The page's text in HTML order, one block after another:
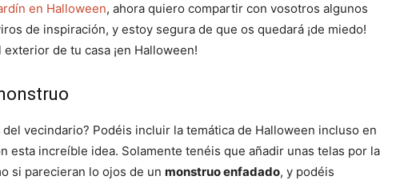
en Halloween, ahora quiero compartir con vosotros algunos
de inspiración, y estoy segura de que os quedará ¡de miedo!
de tu casa ¡en Halloween!
del vecindario? Podéis incluir la temática de Halloween incluso en
esta increíble idea. Solamente tenéis que añadir unas telas por la
si parecieran lo ojos de un monstruo enfadado, y podéis